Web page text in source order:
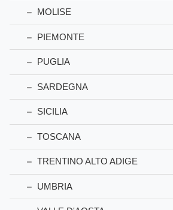
MOLISE
PIEMONTE
PUGLIA
SARDEGNA
SICILIA
TOSCANA
TRENTINO ALTO ADIGE
UMBRIA